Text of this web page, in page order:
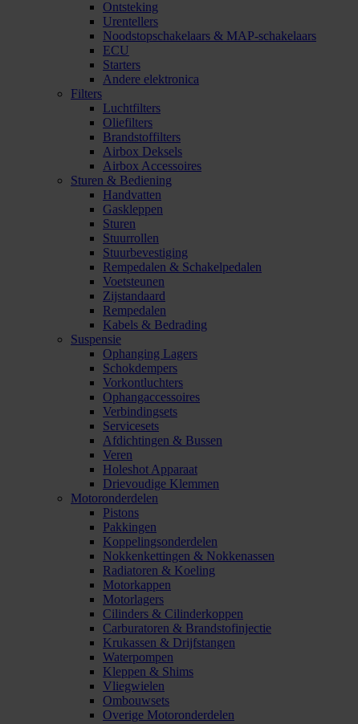
Ontsteking
Urentellers
Noodstopschakelaars & MAP-schakelaars
ECU
Starters
Andere elektronica
Filters
Luchtfilters
Oliefilters
Brandstoffilters
Airbox Deksels
Airbox Accessoires
Sturen & Bediening
Handvatten
Gaskleppen
Sturen
Stuurrollen
Stuurbevestiging
Rempedalen & Schakelpedalen
Voetsteunen
Zijstandaard
Rempedalen
Kabels & Bedrading
Suspensie
Ophanging Lagers
Schokdempers
Vorkontluchters
Ophangaccessoires
Verbindingsets
Servicesets
Afdichtingen & Bussen
Veren
Holeshot Apparaat
Drievoudige Klemmen
Motoronderdelen
Pistons
Pakkingen
Koppelingsonderdelen
Nokkenkettingen & Nokkenassen
Radiatoren & Koeling
Motorkappen
Motorlagers
Cilinders & Cilinderkoppen
Carburatoren & Brandstofinjectie
Krukassen & Drijfstangen
Waterpompen
Kleppen & Shims
Vliegwielen
Ombouwsets
Overige Motoronderdelen